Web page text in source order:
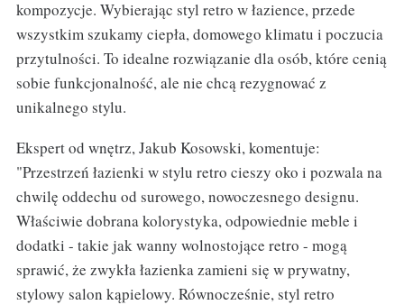
kompozycje. Wybierając styl retro w łazience, przede
wszystkim szukamy ciepła, domowego klimatu i poczucia
przytulności. To idealne rozwiązanie dla osób, które cenią
sobie funkcjonalność, ale nie chcą rezygnować z
unikalnego stylu.
Ekspert od wnętrz, Jakub Kosowski, komentuje:
"Przestrzeń łazienki w stylu retro cieszy oko i pozwala na
chwilę oddechu od surowego, nowoczesnego designu.
Właściwie dobrana kolorystyka, odpowiednie meble i
dodatki - takie jak wanny wolnostojące retro - mogą
sprawić, że zwykła łazienka zamieni się w prywatny,
stylowy salon kąpielowy. Równocześnie, styl retro